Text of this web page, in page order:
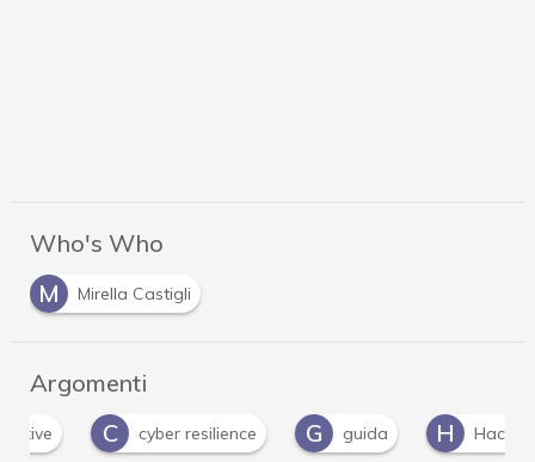
Who's Who
M
Mirella Castigli
Argomenti
C
cyber resilience G guida H Hacker